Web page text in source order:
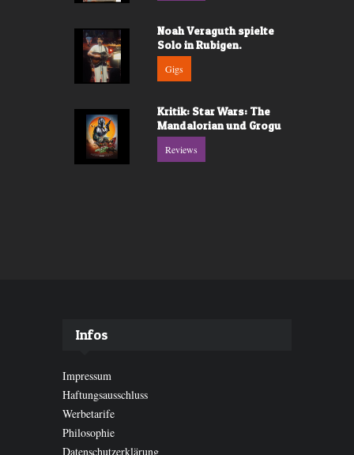
Noah Veraguth spielte
Solo in Rubigen.
Gigs
Kritik: Star Wars: The
Mandalorian und Grogu
Reviews
Infos
Impressum
Haftungsausschluss
Werbetarife
Philosophie
Datenschutzerklärung